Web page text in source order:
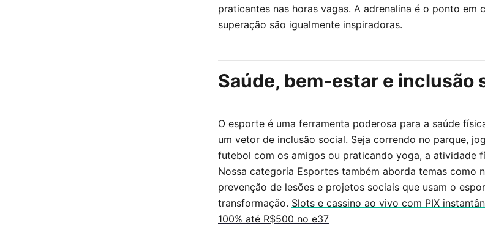
praticantes nas horas vagas. A adrenalina é o ponto em
superação são igualmente inspiradoras.
Saúde, bem‑estar e inclusão
O esporte é uma ferramenta poderosa para a saúde
um vetor de inclusão social. Seja correndo no parque,
futebol com os amigos ou praticando yoga, a atividade
Nossa categoria Esportes também aborda temas como
prevenção de lesões e projetos sociais que usam o
transformação. Slots e cassino ao vivo com PIX
100% até R$500 no e37